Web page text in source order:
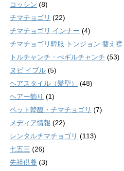
コッシン (8)
チマチョゴリ (22)
チマチョゴリ インナー (4)
チマチョゴリ韓服 トンジョン 替え襟
トルチャンチ・ぺギルチャンチ (53)
ヌビ イブル (5)
ヘアスタイル（髪型）
(48)
ヘアー飾り (1)
ペット韓馥・チマチョゴリ (7)
メディア情報 (22)
レンタルチマチョゴリ (113)
七五三 (26)
先祖供養 (3)